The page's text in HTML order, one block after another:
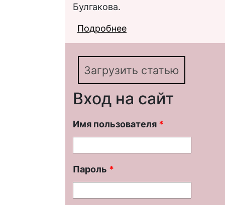
Булгакова.
Подробнее
Булгакова
Загрузить статью
Вход на сайт
Имя пользователя *
Пароль *